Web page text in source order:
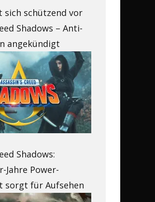
schützend vor
Shadows – Anti-
angekündigt
Shadows:
Jahre Power-
sorgt für Aufsehen